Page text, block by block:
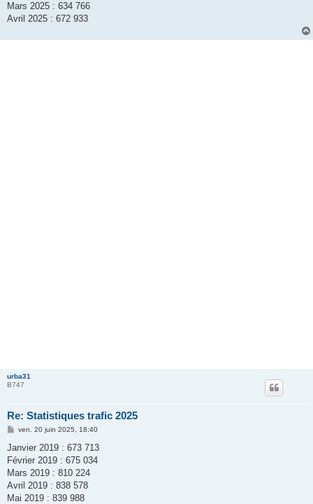
Mars 2025 : 634 766
Avril 2025 : 672 933
urba31
B747
Re: Statistiques trafic 2025
M
s
a
g
ven. 20 juin 2025, 18:40
Janvier 2019 : 673 713
Février 2019 : 675 034
Mars 2019 : 810 224
Avril 2019 : 838 578
Mai 2019 : 839 988